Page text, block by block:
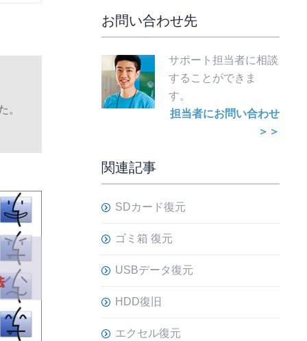
。
お問い合わせ先
サポート担当者に相談
することができま
す。
担当者にお問い合わせ
＞＞
関連記事
SDカード復元
ゴミ箱 復元
USBデータ復元
HDD復旧
エクセル復元